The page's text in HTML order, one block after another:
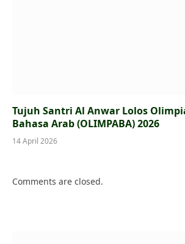
Tujuh Santri Al Anwar Lolos
Bahasa Arab (OLIMPABA) 2026
14 April 2026
Comments are closed.